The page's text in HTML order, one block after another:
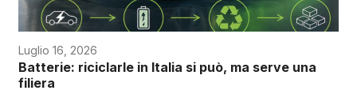
Luglio 16, 2026
Batterie: riciclarle in Italia si può, ma serve una
filiera